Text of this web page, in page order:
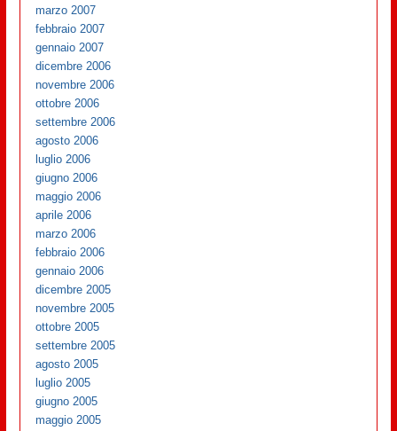
marzo 2007
febbraio 2007
gennaio 2007
dicembre 2006
novembre 2006
ottobre 2006
settembre 2006
agosto 2006
luglio 2006
giugno 2006
maggio 2006
aprile 2006
marzo 2006
febbraio 2006
gennaio 2006
dicembre 2005
novembre 2005
ottobre 2005
settembre 2005
agosto 2005
luglio 2005
giugno 2005
maggio 2005